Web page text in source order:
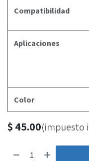
Compatibilidad
Aplicaciones
Color
$ 45.00(impuesto